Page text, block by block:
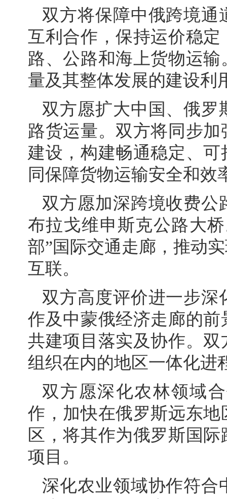
双方将保障中俄跨境通
互利合作，保持运价稳
路、公路和海上货物运
量及其整体发展的建设利
双方愿扩大中国、俄罗
路货运量。双方将同步
建设，构建畅通稳定、
同保障货物运输安全和效
双方愿加深跨境收费公
布拉戈维申斯克公路大
部”国际交通走廊，推动
互联。
双方高度评价进一步深
作及中蒙俄经济走廊的
共建项目落实及协作。
组织在内的地区一体化进
双方愿深化农林领域
作，加快在俄罗斯远东
区，将其作为俄罗斯国
项目。
深化农业领域协作符合